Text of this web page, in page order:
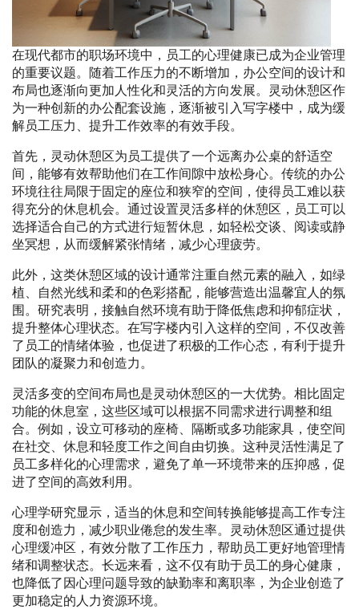
在现代都市的职场环境中，员工的心理健康已成为企业管理
的重要议题。随着工作压力的不断增加，办公空间的设计和
布局也逐渐向更加人性化和灵活的方向发展。灵动休憩区作
为一种创新的办公配套设施，逐渐被引入写字楼中，成为缓
解员工压力、提升工作效率的有效手段。
首先，灵动休憩区为员工提供了一个远离办公桌的舒适空
间，能够有效帮助他们在工作间隙中放松身心。传统的办公
环境往往局限于固定的座位和狭窄的空间，使得员工难以获
得充分的休息机会。通过设置灵活多样的休憩区，员工可以
选择适合自己的方式进行短暂休息，如轻松交谈、阅读或静
坐冥想，从而缓解紧张情绪，减少心理疲劳。
此外，这类休憩区域的设计通常注重自然元素的融入，如绿
植、自然光线和柔和的色彩搭配，能够营造出温馨宜人的氛
围。研究表明，接触自然环境有助于降低焦虑和抑郁症状，
提升整体心理状态。在写字楼内引入这样的空间，不仅改善
了员工的情绪体验，也促进了积极的工作心态，有利于提升
团队的凝聚力和创造力。
灵活多变的空间布局也是灵动休憩区的一大优势。相比固定
功能的休息室，这些区域可以根据不同需求进行调整和组
合。例如，设立可移动的座椅、隔断或多功能家具，使空间
在社交、休息和轻度工作之间自由切换。这种灵活性满足了
员工多样化的心理需求，避免了单一环境带来的压抑感，促
进了空间的高效利用。
心理学研究显示，适当的休息和空间转换能够提高工作专注
度和创造力，减少职业倦怠的发生率。灵动休憩区通过提供
心理缓冲区，有效分散了工作压力，帮助员工更好地管理情
绪和调整状态。长远来看，这不仅有助于员工的身心健康，
也降低了因心理问题导致的缺勤率和离职率，为企业创造了
更加稳定的人力资源环境。